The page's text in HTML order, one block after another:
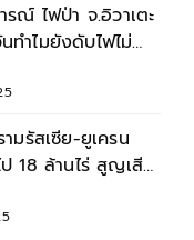
รณ์ ไฟป่า จ.อิวาเตะ
ำไมยังดับไฟไม่
มรัสเซีย-ยูเครน
18 ล้านไร่ สูญเสีย